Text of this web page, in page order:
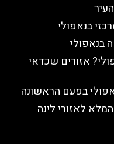
בנאפולי
בנאפולי
אזורים שכדאי
בפעם הראשונה
לאזורי לינה